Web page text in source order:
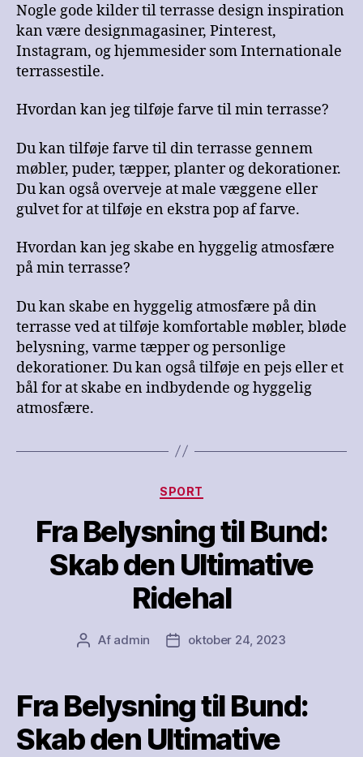
Nogle gode kilder til terrasse design inspiration
kan være designmagasiner, Pinterest,
Instagram, og hjemmesider som Internationale
terrassestile.
Hvordan kan jeg tilføje farve til min terrasse?
Du kan tilføje farve til din terrasse gennem
møbler, puder, tæpper, planter og dekorationer.
Du kan også overveje at male væggene eller
gulvet for at tilføje en ekstra pop af farve.
Hvordan kan jeg skabe en hyggelig atmosfære
på min terrasse?
Du kan skabe en hyggelig atmosfære på din
terrasse ved at tilføje komfortable møbler, bløde
belysning, varme tæpper og personlige
dekorationer. Du kan også tilføje en pejs eller et
bål for at skabe en indbydende og hyggelig
atmosfære.
Kategorier
SPORT
Fra Belysning til Bund:
Skab den Ultimative
Ridehal
Indlægsforfatter
Af admin Indlægsdato
oktober 24, 2023
Fra Belysning til Bund:
Skab den Ultimative